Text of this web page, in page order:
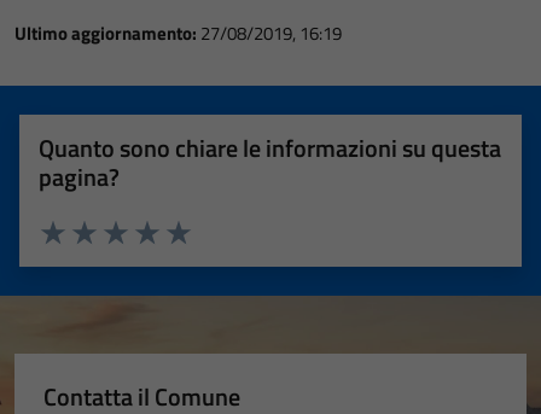
Ultimo aggiornamento: 27/08/2019, 16:19
Quanto sono chiare le informazioni su questa
pagina?
Valuta 5 stelle su 5
Valuta 4 stelle su 5
Valuta 3 stelle su 5
Valuta 2 stelle su 5
Valuta 1 stelle su 5
Contatta il Comune